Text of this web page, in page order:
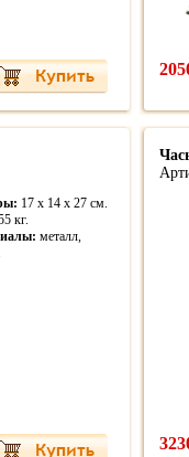
17 x 14 x 27 см.
кг.
металл,